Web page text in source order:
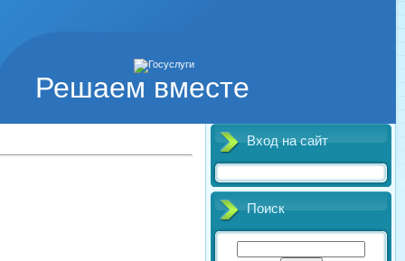
Решаем вместе
Вход на сайт
Поиск